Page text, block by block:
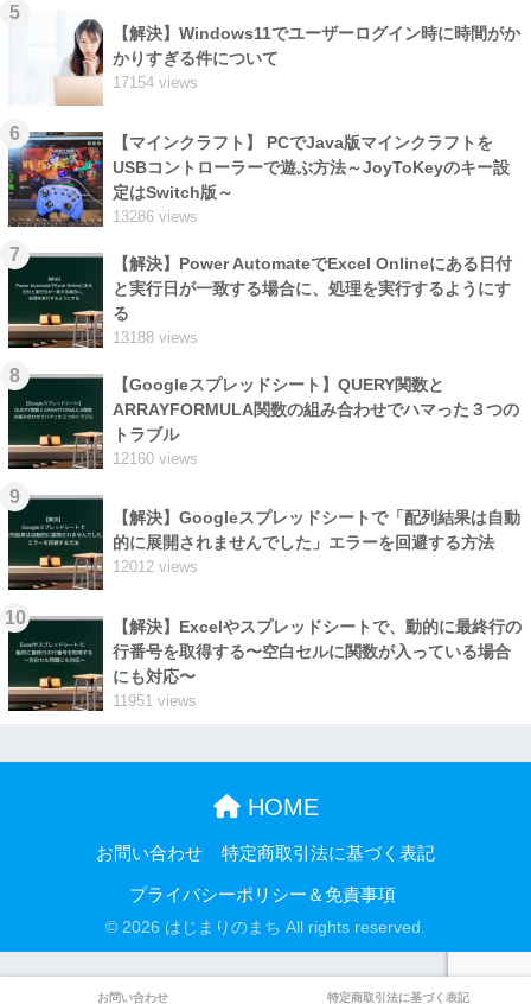
5
【解決】Windows11でユーザーログイン時に時間がか
かりすぎる件について
17154 views
6
【マインクラフト】 PCでJava版マインクラフトを
USBコントローラーで遊ぶ方法～JoyToKeyのキー設
定はSwitch版～
13286 views
7
【解決】Power AutomateでExcel Onlineにある日付
と実行日が一致する場合に、処理を実行するようにす
る
13188 views
8
【Googleスプレッドシート】QUERY関数と
ARRAYFORMULA関数の組み合わせでハマった３つの
トラブル
12160 views
9
【解決】Googleスプレッドシートで「配列結果は自動
的に展開されませんでした」エラーを回避する方法
12012 views
10
【解決】Excelやスプレッドシートで、動的に最終行の
行番号を取得する〜空白セルに関数が入っている場合
にも対応〜
11951 views
HOME
お問い合わせ 特定商取引法に基づく表記
プライバシーポリシー＆免責事項
© 2026 はじまりのまち All rights reserved.
お問い合わせ 特定商取引法に基づく表記